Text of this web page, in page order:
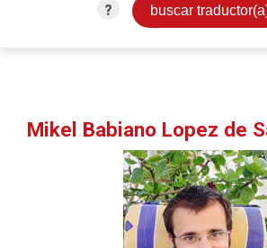
?
Mikel Babiano Lopez de